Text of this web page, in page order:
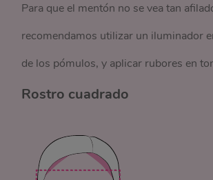
Para que el mentón no se vea tan
recomendamos utilizar un iluminador
de los pómulos, y aplicar rubores en
Rostro cuadrado